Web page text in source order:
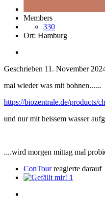
Members
330
Ort: Hamburg
Geschrieben 11. November
mal wieder was mit bohnen......
https://biozentrale.de/products/
und nur mit heissem wasser
....wird morgen mittag mal
ConTourreagierte darauf
1